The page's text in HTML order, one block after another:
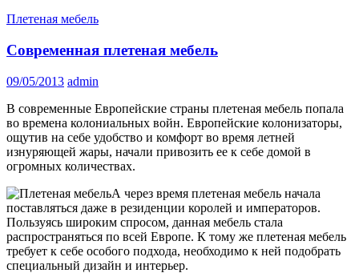
Плетеная мебель
Современная плетеная мебель
09/05/2013 admin
В современные Европейские страны плетеная мебель попала
во времена колониальных войн. Европейские колонизаторы,
ощутив на себе удобство и комфорт во время летней
изнуряющей жары, начали привозить ее к себе домой в
огромных количествах.
А через время плетеная мебель начала
поставляться даже в резиденции королей и императоров.
Пользуясь широким спросом, данная мебель стала
распространяться по всей Европе. К тому же плетеная мебель
требует к себе особого подхода, необходимо к ней подобрать
специальный дизайн и интерьер.